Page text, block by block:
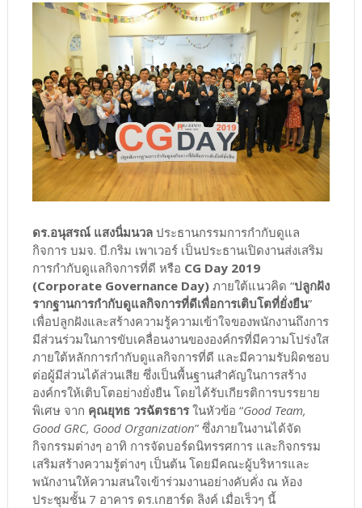
ดร.อนุสรณ์ แสงนิ่มนวลประธานกรรมการกำกับดูแล
กิจการ บมจ. บี.กริม เพาเวอร์ เป็นประธานเปิดงานส่งเสริม
การกำกับดูแลกิจการที่ดี หรือ CG Day 2019
(Corporate Governance Day)ภายใต้แนวคิด “ปลูกฝัง
รากฐานการกำกับดูแลกิจการที่ดีเพื่อการเติบโตที่ยั่งยืน”
เพื่อปลูกฝังและสร้างความรู้ความเข้าใจของพนักงานถึงการ
มีส่วนร่วมในการขับเคลื่อนงานขององค์กรที่มีความโปร่งใส
ภายใต้หลักการกำกับดูแลกิจการที่ดี และมีความรับผิดชอบ
ต่อผู้มีส่วนได้ส่วนเสีย ซึ่งเป็นพื้นฐานสำคัญในการสร้าง
องค์กรให้เติบโตอย่างยั่งยืน โดยได้รับเกียรติการบรรยาย
พิเศษ จาก คุณยุทธ วรฉัตรธารในหัวข้อ “Good Team,
Good GRC, Good Organization” ซึ่งภายในงานได้จัด
กิจกรรมต่างๆ อาทิ การจัดบอร์ดนิทรรศการ และกิจกรรม
เสริมสร้างความรู้ต่างๆ เป็นต้น โดยมีคณะผู้บริหารและ
พนักงานให้ความสนใจเข้าร่วมงานอย่างคับคั่ง ณ ห้อง
ประชุมชั้น 7 อาคาร ดร.เกฮาร์ด ลิงค์ เมื่อเร็วๆ นี้